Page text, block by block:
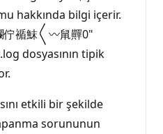
hakkında bilgi içerir.
佇䙉䱅〱〰䑕䵐0"
dosyasının tipik
etkili bir şekilde
sorununun